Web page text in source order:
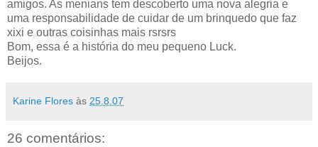
amigos. As menians tem descoberto uma nova alegria e
uma responsabilidade de cuidar de um brinquedo que faz
xixi e outras coisinhas mais rsrsrs
Bom, essa é a história do meu pequeno Luck.
Beijos.
Karine Flores às 25.8.07
26 comentários: